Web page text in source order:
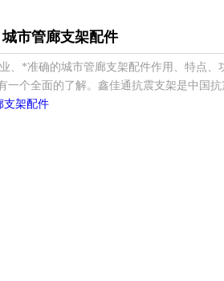
城市管廊支架配件
、*准确的城市管廊支架配件作用、特点、
一个全面的了解。鑫佳通抗震支架是中国
支架配件